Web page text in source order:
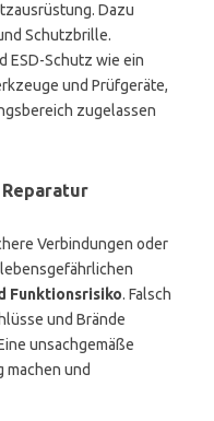
Dazu
Schutzbrille.
ESD-Schutz wie ein
und Prüfgeräte,
zugelassen
Verbindungen oder
Funktionsrisiko. Falsch
und Brände
unsachgemäße
machen und